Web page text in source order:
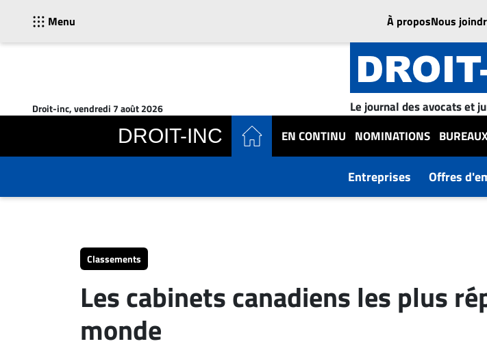
Menu À proposNous
Droit-inc, vendredi 7 août 2026 Le journal des avocats et
DROIT-INC EN CONTINU NOMINATIONS
Entreprises Offres
En
Nominations
Conseillers
CARRIÈRE
Classements
Les cabinets canadiens les plus
monde